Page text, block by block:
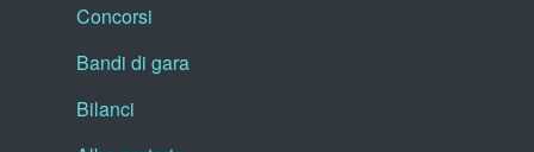
Concorsi
Bandi di gara
Bilanci